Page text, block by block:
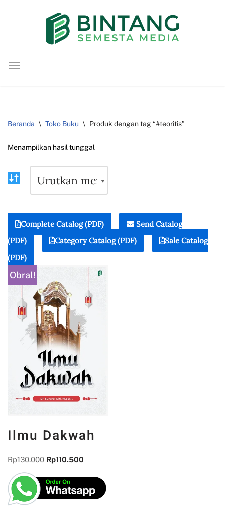
konten
Beranda \ Toko Buku \ Produk dengan tag “#teoritis”
Menampilkan hasil tunggal
Complete Catalog (PDF)
Send Catalog
(PDF)
Category Catalog (PDF)
Sale Catalog
(PDF)
Obral!
Ilmu Dakwah
Rp130.000 Rp110.500